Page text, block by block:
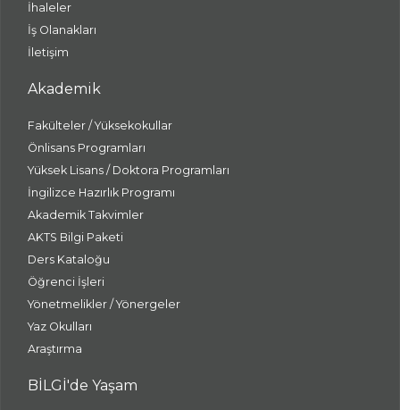
İhaleler
İş Olanakları
İletişim
Akademik
Fakülteler / Yüksekokullar
Önlisans Programları
Yüksek Lisans / Doktora Programları
İngilizce Hazırlık Programı
Akademik Takvimler
AKTS Bilgi Paketi
Ders Kataloğu
Öğrenci İşleri
Yönetmelikler / Yönergeler
Yaz Okulları
Araştırma
BİLGİ'de Yaşam